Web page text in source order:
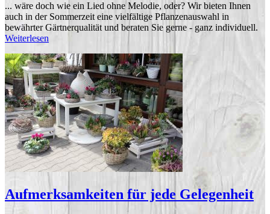
... wäre doch wie ein Lied ohne Melodie, oder? Wir bieten Ihnen
auch in der Sommerzeit eine vielfältige Pflanzenauswahl in
bewährter Gärtnerqualität und beraten Sie gerne - ganz individuell.
Weiterlesen
Aufmerksamkeiten für jede Gelegenheit